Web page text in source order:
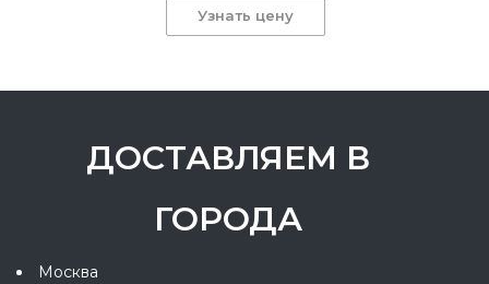
Узнать цену
ДОСТАВЛЯЕМ В
ГОРОДА
Москва